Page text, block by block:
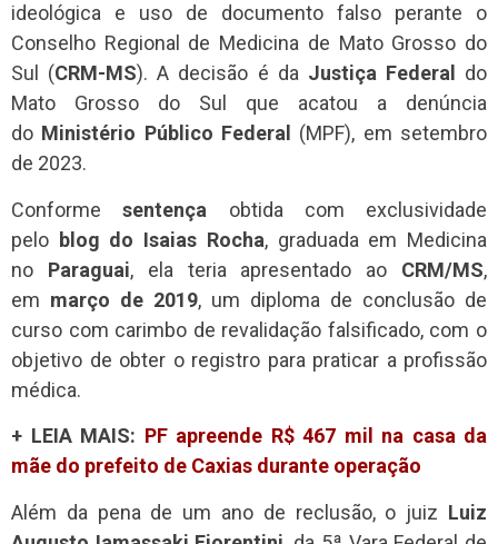
ideológica e uso de documento falso perante o
Conselho Regional de Medicina de Mato Grosso do
Sul (CRM-MS). A decisão é da Justiça Federal
do
Mato Grosso do Sul que acatou a denúncia
do Ministério Público Federal
(MPF), em setembro
de 2023.
Conformesentença obtida com exclusividade
pelo blog do Isaias Rocha, graduada em Medicina
no Paraguai, ela teria apresentado ao CRM/MS,
em março de 2019, um diploma de conclusão de
curso com carimbo de revalidação falsificado, com o
objetivo de obter o registro para praticar a profissão
médica.
+ LEIA MAIS: PF apreende R$ 467 mil na casa da
mãe do prefeito de Caxias durante operação
Além da pena de um ano de reclusão, o juiz Luiz